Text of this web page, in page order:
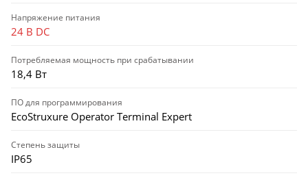
Напряжение питания
24 В DC
Потребляемая мощность при срабатывании
18,4 Вт
ПО для программирования
EcoStruxure Operator Terminal Expert
Степень защиты
IP65